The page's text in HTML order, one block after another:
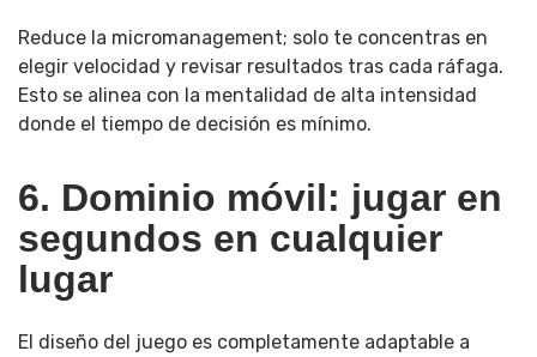
Reduce la micromanagement; solo te concentras en
elegir velocidad y revisar resultados tras cada ráfaga.
Esto se alinea con la mentalidad de alta intensidad
donde el tiempo de decisión es mínimo.
6. Dominio móvil: jugar en
segundos en cualquier
lugar
El diseño del juego es completamente adaptable a